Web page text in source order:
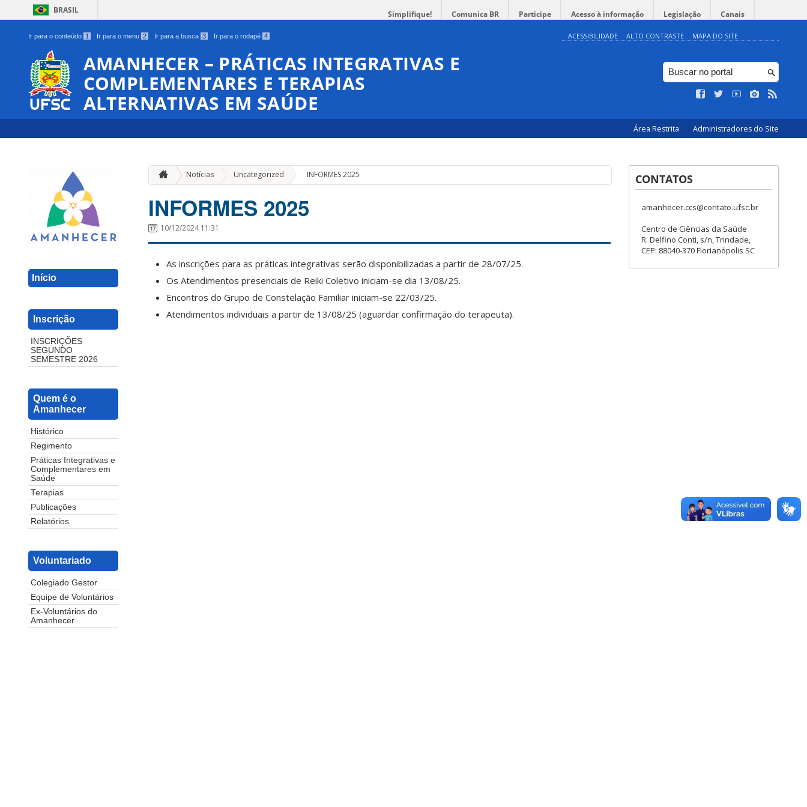
BRASIL Simplifique! Comunica BR Participe Acesso à informação Legislação Canais
Ir para o conteúdo 1 Ir para o menu 2 Ir para a busca 3 Ir para o rodapé 4 ACESSIBILIDADE ALTO CONTRASTE MAPA DO SITE
AMANHECER – PRÁTICAS INTEGRATIVAS E
COMPLEMENTARES E TERAPIAS
ALTERNATIVAS EM SAÚDE
Área Restrita Administradores do Site
Início
Inscrição
INSCRIÇÕES
SEGUNDO
SEMESTRE 2026
Quem é o
Amanhecer
Histórico
Regimento
Práticas Integrativas e
Complementares em
Saúde
Terapias
Publicações
Relatórios
Voluntariado
Colegiado Gestor
Equipe de Voluntários
Ex-Voluntários do
Amanhecer
Notícias Uncategorized » INFORMES 2025
INFORMES 2025
10/12/2024 11:31
As inscrições para as práticas integrativas serão disponibilizadas a partir de 28/07/25.
Os Atendimentos presenciais de Reiki Coletivo iniciam-se dia 13/08/25.
Encontros do Grupo de Constelação Familiar iniciam-se 22/03/25.
Atendimentos individuais a partir de 13/08/25 (aguardar confirmação do terapeuta).
CONTATOS
amanhecer.ccs@contato.ufsc.br
Centro de Ciências da Saúde
R. Delfino Conti, s/n, Trindade,
CEP: 88040-370 Florianópolis SC